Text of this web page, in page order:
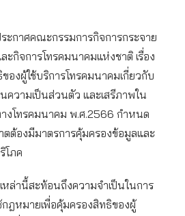
กาศคณะกรรมการกิจการกระจาย
ะกิจการโทรคมนาคมแห่งชาติ เรื่อง
องผู้ใช้บริการโทรคมนาคมเกี่ยวกับ
วามเป็นส่วนตัว และเสรีภาพใน
งโทรคมนาคม พ.ศ.2566 กำหนด
ต้องมีมาตรการคุ้มครองข้อมูลและ
โภค
หล่านี้สะท้อนถึงความจำเป็นในการ
ฎหมายเพื่อคุ้มครองสิทธิของผู้